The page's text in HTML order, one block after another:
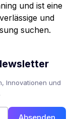
und ist eine
und
suchen.
Innovationen und